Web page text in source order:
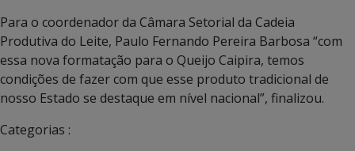
Para o coordenador da Câmara Setorial da Cadeia
Produtiva do Leite, Paulo Fernando Pereira Barbosa “com
essa nova formatação para o Queijo Caipira, temos
condições de fazer com que esse produto tradicional de
nosso Estado se destaque em nível nacional”, finalizou.
Categorias :